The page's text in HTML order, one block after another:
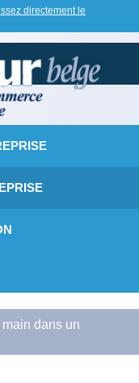
directement le
dans un